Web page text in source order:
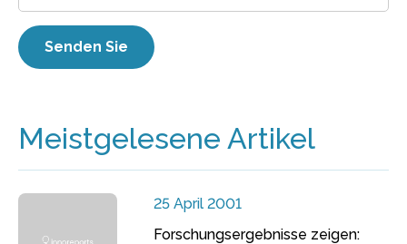
Meistgelesene Artikel
25 April 2001
Forschungsergebnisse zeigen: